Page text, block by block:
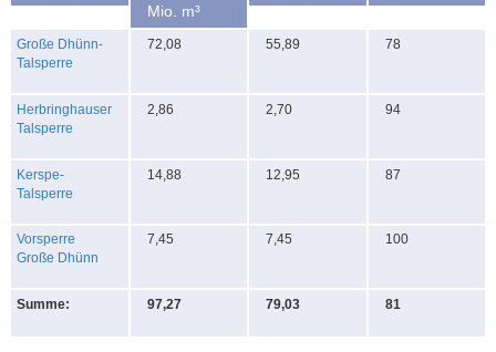
Mio. m³
Große Dhünn-
Talsperre
72,08 55,89 78
Herbringhauser
Talsperre
2,86 2,70 94
Kerspe-
Talsperre
14,88 12,95 87
Vorsperre
Große Dhünn
7,45 7,45 100
Summe: 97,27 79,03 81